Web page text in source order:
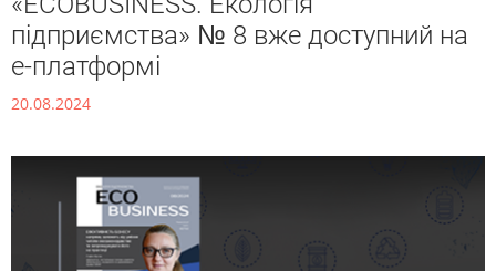
підприємства» № 8 вже доступний на
е-платформі
20.08.2024